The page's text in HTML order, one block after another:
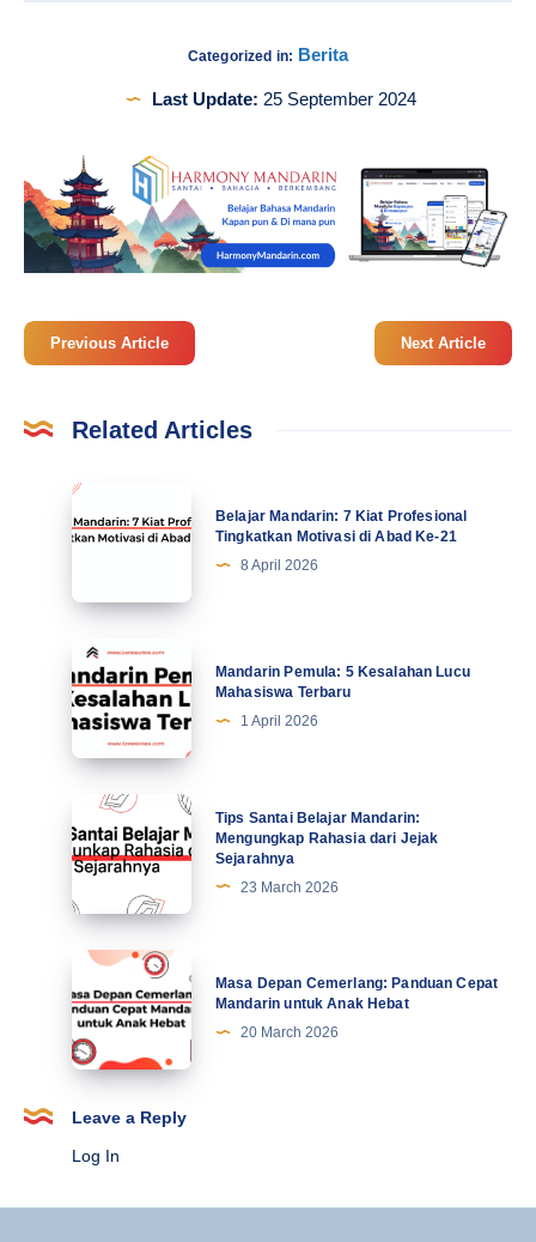
Categorized in: Berita
Last Update: 25 September 2024
Previous Article Next Article
Related Articles
Belajar
Mandarin:
Profesional
Tingkatkan
Motivasi
di
Abad
Ke-
Belajar Mandarin: 7 Kiat Profesional
Tingkatkan Motivasi di Abad Ke-21
8 April 2026
Mandarin
Pemula:
5
Kesalahan
Lucu
Mahasiswa
Terbaru
Mandarin Pemula: 5 Kesalahan Lucu
Mahasiswa Terbaru
1 April 2026
Tips
Santai
Belajar
Mandarin:
Mengungkap
Rahasia
dari
Jejak
Sejarahnya
Tips Santai Belajar Mandarin:
Mengungkap Rahasia dari Jejak
Sejarahnya
23 March 2026
Masa
Depan
Cemerlang:
Panduan
Cepat
Mandarin
Masa Depan Cemerlang: Panduan Cepat
Mandarin untuk Anak Hebat
20 March 2026
Leave a Reply
Log In